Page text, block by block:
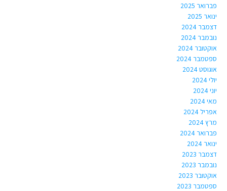
פברואר 2025
ינואר 2025
דצמבר 2024
נובמבר 2024
אוקטובר 2024
ספטמבר 2024
אוגוסט 2024
יולי 2024
יוני 2024
מאי 2024
אפריל 2024
מרץ 2024
פברואר 2024
ינואר 2024
דצמבר 2023
נובמבר 2023
אוקטובר 2023
ספטמבר 2023